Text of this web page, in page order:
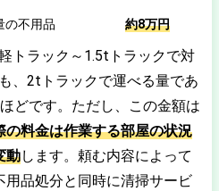
の不用品 約8万円
トラック～1.5tトラックで対
、2tトラックで運べる量であ
どです。ただし、この金額は
の料金は作業する部屋の状況
動します。頼む内容によって
用品処分と同時に清掃サービ